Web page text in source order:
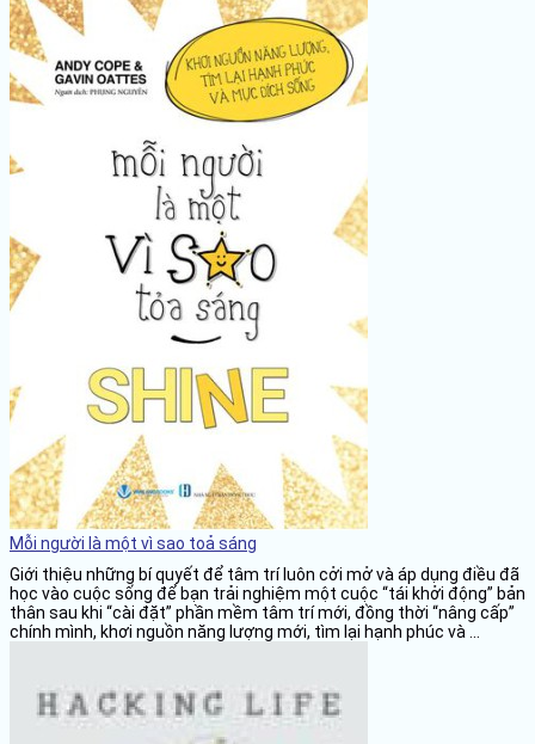
Mỗi người là một vì sao toả sáng
Giới thiệu những bí quyết để tâm trí luôn cởi mở và áp dụng điều đã
học vào cuộc sống để bạn trải nghiệm một cuộc “tái khởi động” bản
thân sau khi “cài đặt” phần mềm tâm trí mới, đồng thời “nâng cấp”
chính mình, khơi nguồn năng lượng mới, tìm lại hạnh phúc và ...